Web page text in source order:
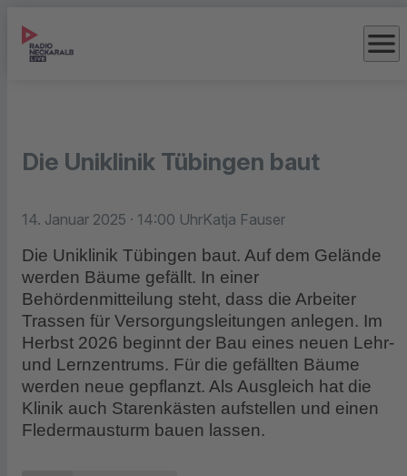
menu
Die Uniklinik Tübingen baut
14. Januar 2025 · 14:00 UhrKatja Fauser
Die Uniklinik Tübingen baut. Auf dem Gelände
werden Bäume gefällt. In einer
Behördenmitteilung steht, dass die Arbeiter
Trassen für Versorgungsleitungen anlegen. Im
Herbst 2026 beginnt der Bau eines neuen Lehr-
und Lernzentrums. Für die gefällten Bäume
werden neue gepflanzt. Als Ausgleich hat die
Klinik auch Starenkästen aufstellen und einen
Fledermausturm bauen lassen.